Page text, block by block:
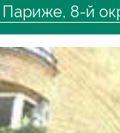
Париже, 8-й